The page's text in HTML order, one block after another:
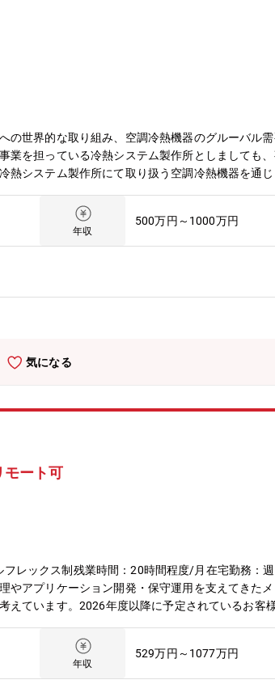
作部門係長、グローバル戦略企画など●職場環境①
職場もあるが、繁閑・業務内容による)④中途社員
の世界的な取り組み、空調冷熱機器のグルーバル
業を担っている冷熱システム製作所としましても
システム製作所にて取り扱う空調冷熱機器を通
エアコン開発推進プロジェクトグループ海外市場
対応まで全般業務を担当。・室内技課国内向けお
計や構造設計は関連部門・関係会社にて行ってい
や環境規制・法令等を踏まえ、幅広い顧客に必要
けしているが。業務量によりグループ内の人員構
計として、仕様検討、機能設計、開発評価を担
を想定しています。具体的には以下の業務を担当
成長産業であり、三菱電機内でも成長を牽引する
動先：有、研究所・関連他事業所（静岡）・海外
だきます。その後、新機種開発の企画やプロジェ
像】・機械工学の基礎知識を有する・空調や冷
との協調、調整ができる【希望する専攻分野】機
年収
500万円～1000万円
気になる
モート可
フレックス制残業時間：20時間程度/月在宅勤務
やアプリケーション開発・保守運用を支えてきた
えています。2026年度以降に予定されているお客
踏まえて最新技術の導入に積極的に取り組んでい
ムの開発・保守・運用を担当して頂きます。情シ
きます。（生産管理システム、資材システム、設
年収
529万円～1077万円